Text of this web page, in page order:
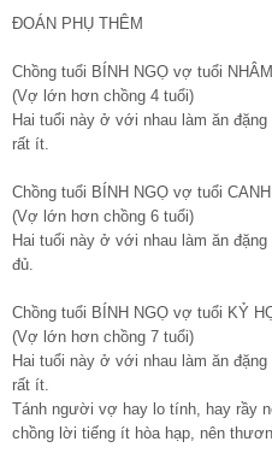
ĐOÁN PHỤ THÊM
Chồng tuổi BÍNH NGỌ vợ tuổi
(Vợ lớn hơn chồng 4 tuổi)
Hai tuổi này ở với nhau làm ăn
rất ít.
Chồng tuổi BÍNH NGỌ vợ tuổi
(Vợ lớn hơn chồng 6 tuổi)
Hai tuổi này ở với nhau làm ăn
đủ.
Chồng tuổi BÍNH NGỌ vợ tuổi KỶ
(Vợ lớn hơn chồng 7 tuổi)
Hai tuổi này ở với nhau làm ăn
rất ít.
Tánh người vợ hay lo tính, hay rầy
chồng lời tiếng ít hòa hạp, nên